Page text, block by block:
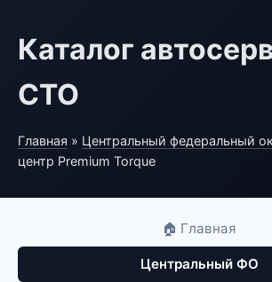
Каталог
СТО
Главная » Центральный федеральный
центр Premium Torque
🏠 Главная
Центральный ФО